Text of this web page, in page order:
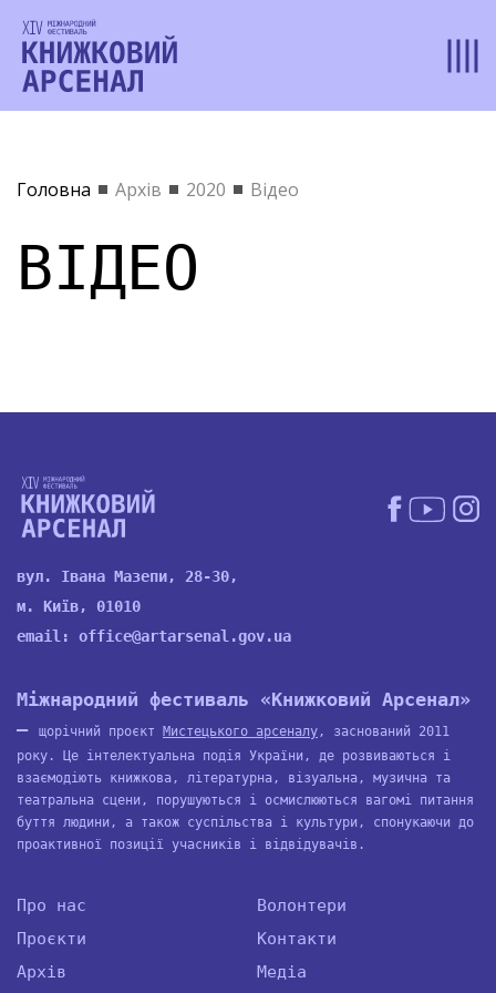
Головна Архів 2020 Відео
ВІДЕО
вул. Івана Мазепи, 28-30,
м. Київ, 01010
email: office@artarsenal.gov.ua
Міжнародний фестиваль «Книжковий Арсенал»
—
щорічний проєкт Мистецького арсеналу, заснований 2011
року. Це інтелектуальна подія України, де розвиваються і
взаємодіють книжкова, літературна, візуальна, музична та
театральна сцени, порушуються і осмислюються вагомі питання
буття людини, а також суспільства і культури, спонукаючи до
проактивної позиції учасників і відвідувачів.
Про нас
Проєкти
Архів
Волонтери
Контакти
Медіа